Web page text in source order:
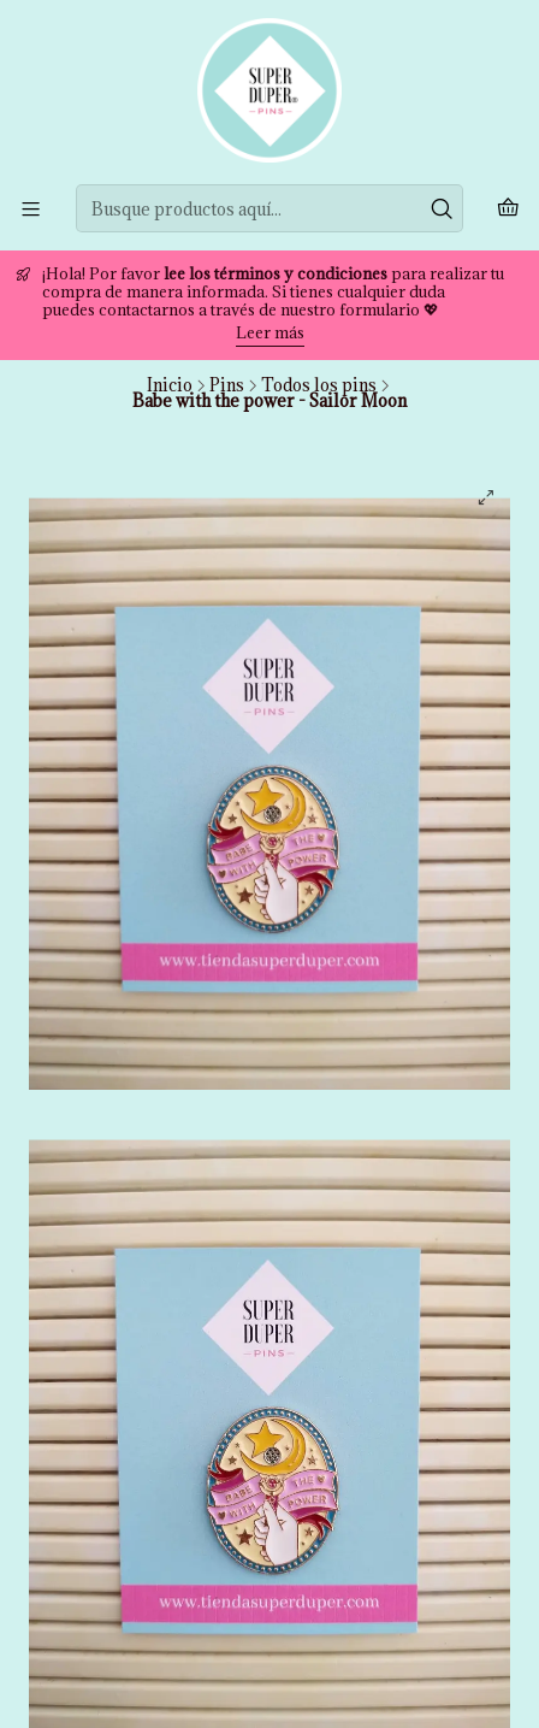
¡Hola! Por favorlee los términos y condicionespara realizar tu
compra de manera informada. Si tienes cualquier duda
puedes contactarnos a través de nuestro formulario 💖
Leer más
Inicio Pins Todos los pins
Babe with the power - Sailor Moon